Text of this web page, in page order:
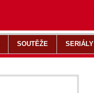
SOUTĚŽE SERIÁLY